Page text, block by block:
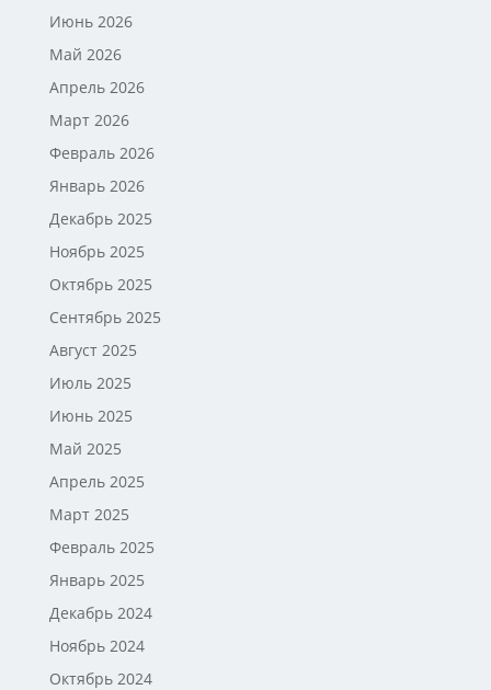
Июнь 2026
Май 2026
Апрель 2026
Март 2026
Февраль 2026
Январь 2026
Декабрь 2025
Ноябрь 2025
Октябрь 2025
Сентябрь 2025
Август 2025
Июль 2025
Июнь 2025
Май 2025
Апрель 2025
Март 2025
Февраль 2025
Январь 2025
Декабрь 2024
Ноябрь 2024
Октябрь 2024